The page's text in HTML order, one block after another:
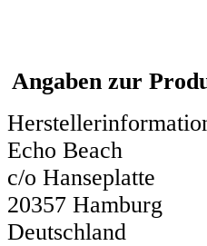
Angaben zur
Echo Beach
c/o Hanseplatte
20357 Hamburg
Deutschland